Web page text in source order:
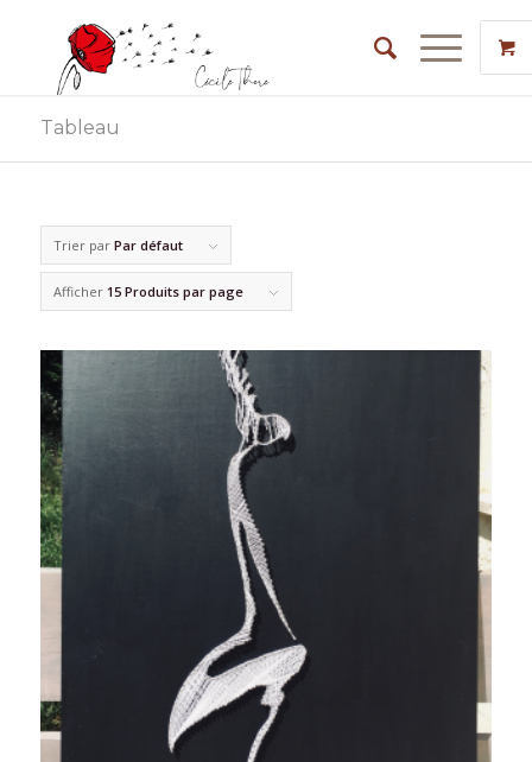
Tableau
Trier par Par défaut
Afficher 15 Produits par page